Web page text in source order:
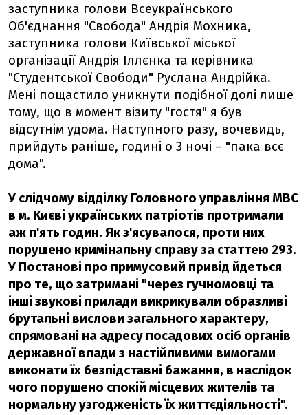
заступника голови Всеукраїнського
Об'єднання "Свобода" Андрія Мохника,
заступника голови Київської міської
організації Андрія Іллєнка та керівника
"Студентської Свободи" Руслана Андрійка.
Мені пощастило уникнути подібної долі лише
тому, що в момент візиту "гостя" я був
відсутнім удома. Наступного разу, вочевидь,
прийдуть раніше, годині о 3 ночі – "пака всє
дома".
У слідчому відділку Головного управління МВС
в м. Києві українських патріотів протримали
аж п'ять годин. Як з'ясувалося, проти них
порушено кримінальну справу за статтею 293.
У Постанові про примусовий привід йдеться
про те, що затримані "через гучномовці та
інші звукові прилади викрикували образливі
брутальні вислови загального характеру,
спрямовані на адресу посадових осіб органів
державної влади з настійливими вимогами
виконати їх безпідставні бажання, в наслідок
чого порушено спокій місцевих жителів та
нормальну узгодженість їх життєдіяльності".